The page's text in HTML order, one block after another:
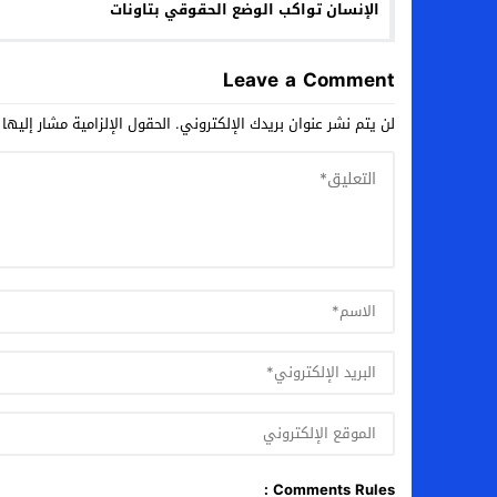
الإنسان تواكب الوضع الحقوقي بتاونات
Leave a Comment
لن يتم نشر عنوان بريدك الإلكتروني. الحقول الإلزامية مشار
Comments Rules :